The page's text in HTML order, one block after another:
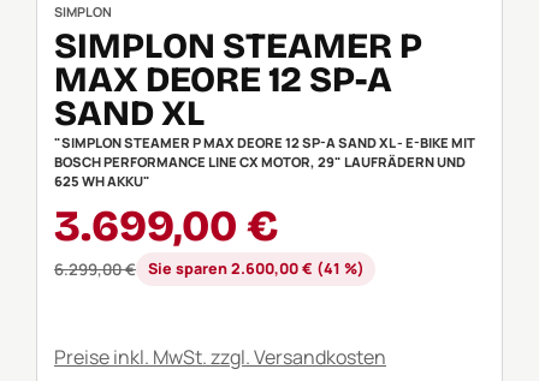
SIMPLON
SIMPLON STEAMER P
MAX DEORE 12 SP-A
SAND XL
"SIMPLON STEAMER P MAX DEORE 12 SP-A SAND XL - E-BIKE MIT
BOSCH PERFORMANCE LINE CX MOTOR, 29" LAUFRÄDERN UND
625 WH AKKU"
Verkaufspreis:
3.699,00 €
Regulärer Preis:
6.299,00 € Sie sparen 2.600,00 € (41 %)
Preise inkl. MwSt. zzgl. Versandkosten